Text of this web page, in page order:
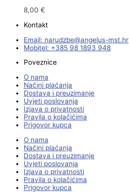
8,00 €
Kontakt
Email:
rh.tsm-sulegna
@ebzduran
Mobitel: +385 98 1893 948
Poveznice
O nama
Načini plaćanja
Dostava i preuzimanje
Uvjeti poslovanja
Izjava o privatnosti
Pravila o kolačićima
Prigovor kupca
O nama
Načini plaćanja
Dostava i preuzimanje
Uvjeti poslovanja
Izjava o privatnosti
Pravila o kolačićima
Prigovor kupca